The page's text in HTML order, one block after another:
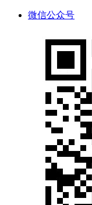
微信公众号